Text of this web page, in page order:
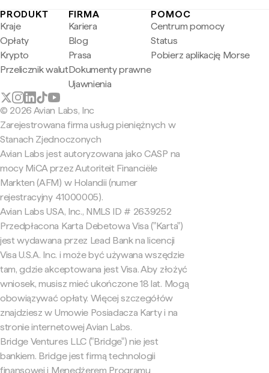
PRODUKT
Kraje
Opłaty
Krypto
Przelicznik walut
FIRMA
Kariera
Blog
Prasa
Dokumenty prawne
Ujawnienia
POMOC
Centrum pomocy
Status
Pobierz aplikację Morse
© 2026 Avian Labs, Inc
Zarejestrowana firma usług pieniężnych w
Stanach Zjednoczonych
Avian Labs jest autoryzowana jako CASP na
mocy MiCA przez Autoriteit Financiële
Markten (AFM) w Holandii (numer
rejestracyjny 41000005).
Avian Labs USA, Inc., NMLS ID # 2639252
Przedpłacona Karta Debetowa Visa ("Karta")
jest wydawana przez Lead Bank na licencji
Visa U.S.A. Inc. i może być używana wszędzie
tam, gdzie akceptowana jest Visa. Aby złożyć
wniosek, musisz mieć ukończone 18 lat. Mogą
obowiązywać opłaty. Więcej szczegółów
znajdziesz w Umowie Posiadacza Karty i na
stronie internetowej Avian Labs.
Bridge Ventures LLC ("Bridge") nie jest
bankiem. Bridge jest firmą technologii
finansowej i Menedżerem Programu